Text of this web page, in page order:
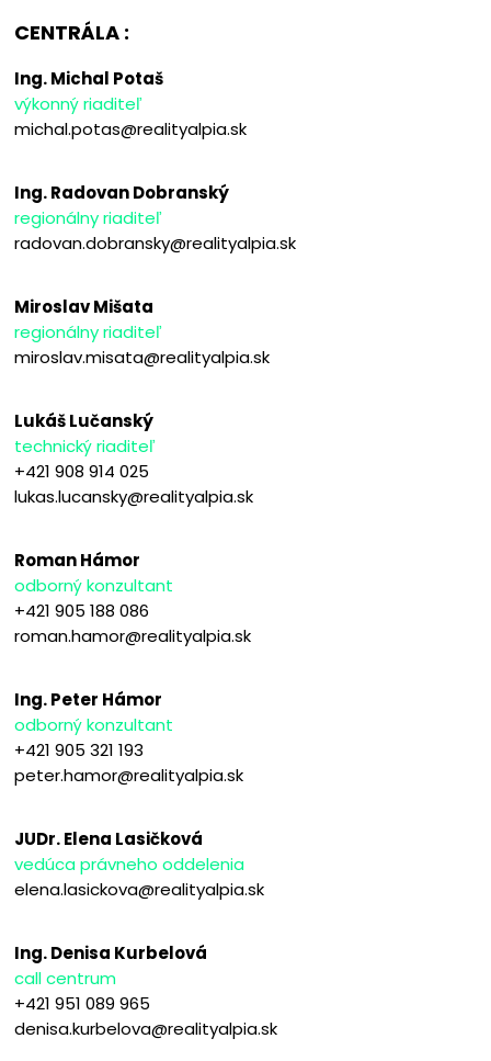
CENTRÁLA :
Ing. Michal Potaš
výkonný riaditeľ
michal.potas@realityalpia.sk
Ing. Radovan Dobranský
regionálny riaditeľ
radovan.dobransky@realityalpia.sk
Miroslav Mišata
regionálny riaditeľ
miroslav.misata@realityalpia.sk
Lukáš Lučanský
technický riaditeľ
+421 908 914 025
lukas.lucansky@realityalpia.sk
Roman Hámor
odborný konzultant
+421 905 188 086
roman.hamor@realityalpia.sk
Ing. Peter Hámor
odborný konzultant
+421 905 321 193
peter.hamor@realityalpia.sk
JUDr. Elena Lasičková
vedúca právneho oddelenia
elena.lasickova@realityalpia.sk
Ing. Denisa Kurbelová
call centrum
+421 951 089 965
denisa.kurbelova@realityalpia.sk